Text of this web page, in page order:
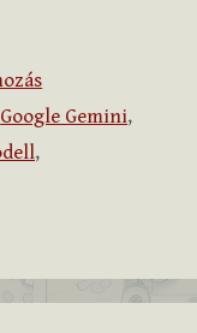
Google Gemini,
,